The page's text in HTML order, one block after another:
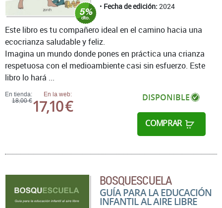
Fecha de edición: 2024
En tienda:
18,00 €
En la web:
17,10 € DISPONIBLE
COMPRAR
Este libro es tu compañero ideal en el camino hacia una
ecocrianza saludable y feliz.
Imagina un mundo donde pones en práctica una crianza
respetuosa con el medioambiente casi sin esfuerzo. Este
libro lo hará ...
BOSQUESCUELA
GUÍA PARA LA EDUCACIÓN
INFANTIL AL AIRE LIBRE